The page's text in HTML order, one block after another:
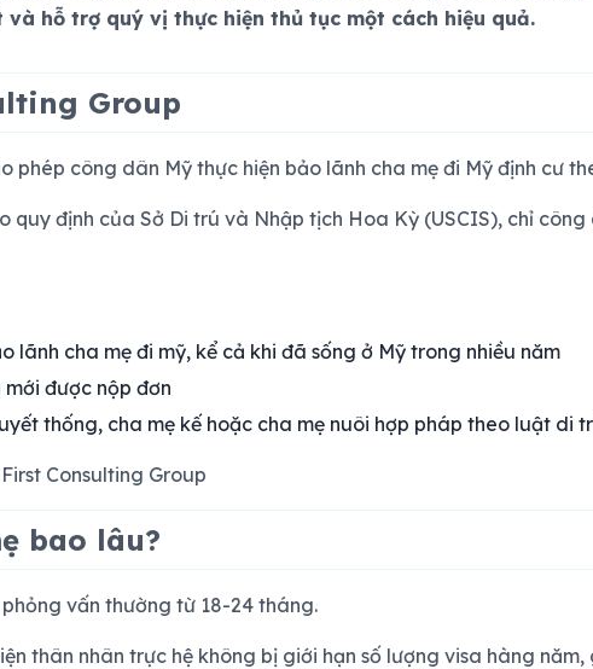
hỗ trợ quý vị thực hiện thủ tục một cách hiệu quả.
Group
phép công dân Mỹ thực hiện bảo lãnh cha mẹ đi Mỹ định cư
quy định của Sở Di trú và Nhập tịch Hoa Kỳ (USCIS), chỉ
lãnh cha mẹ đi mỹ, kể cả khi đã sống ở Mỹ trong nhiều năm
được nộp đơn
thống, cha mẹ kế hoặc cha mẹ nuôi hợp pháp theo luật di
Consulting Group
bao lâu?
vấn thường từ 18-24 tháng.
thân nhân trực hệ không bị giới hạn số lượng visa hàng